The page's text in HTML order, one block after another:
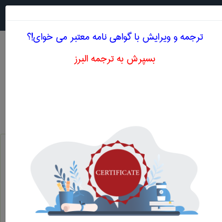
معادل انگلیسی ماسه ی آغشته به نفت
مهندسی نفت
ماسه ی آغشته به نفت
ترجمه و ویرایش با گواهی نامه معتبر می خوای!؟
بسپرش به ترجمه البرز